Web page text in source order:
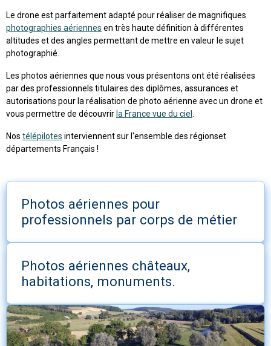
Le drone est parfaitement adapté pour réaliser de magnifiques
photographies aériennes en très haute définition à différentes
altitudes et des angles permettant de mettre en valeur le sujet
photographié.
Les photos aériennes que nous vous présentons ont été réalisées
par des professionnels titulaires des diplômes, assurances et
autorisations pour la réalisation de photo aérienne avec un drone et
vous permettre de découvrir la France vue du ciel
Nos télépilotes interviennent sur l'ensemble des régionset
départements Français !
Photos aériennes pour
professionnels par corps de métier
Photos aériennes châteaux,
habitations, monuments.